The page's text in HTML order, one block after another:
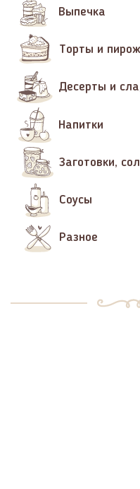
Выпечка
Торты и
Десерты и
Напитки
Заготовки,
Соусы
Разное